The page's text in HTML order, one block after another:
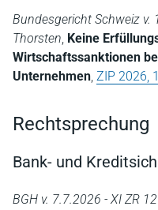
Bundesgericht Schweiz
Thorsten, Keine
Wirtschaftssanktionen
Unternehmen, ZIP 2026,
Rechtsprechung
Bank- und
BGH v. 7.7.2026 - XI ZR